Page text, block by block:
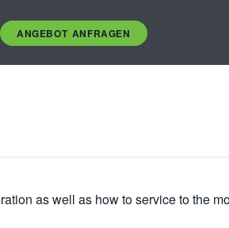
ANGEBOT ANFRAGEN
as well as how to service to the